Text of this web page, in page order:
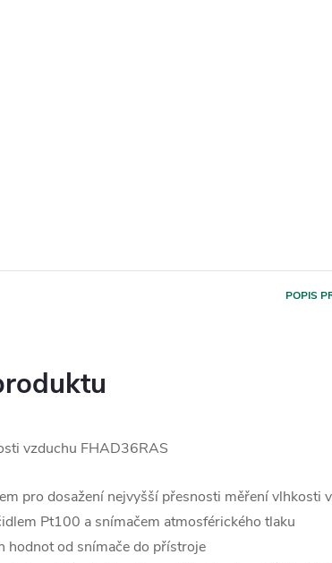
POPIS
vzduchu FHAD36RAS
pro dosažení nejvyšší přesnosti měření vlhkosti
Pt100 a snímačem atmosférického tlaku
hodnot od snímače do přístroje